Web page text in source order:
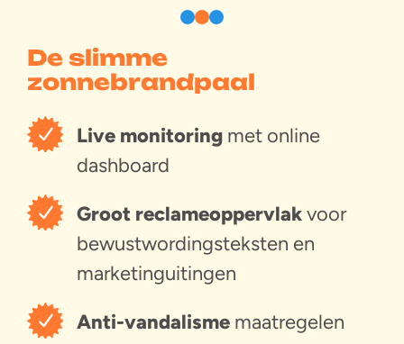
De slimme
zonnebrandpaal
Live monitoring met online
dashboard
Groot reclameoppervlakvoor
bewustwordingsteksten en
marketinguitingen
Anti-vandalisme maatregelen